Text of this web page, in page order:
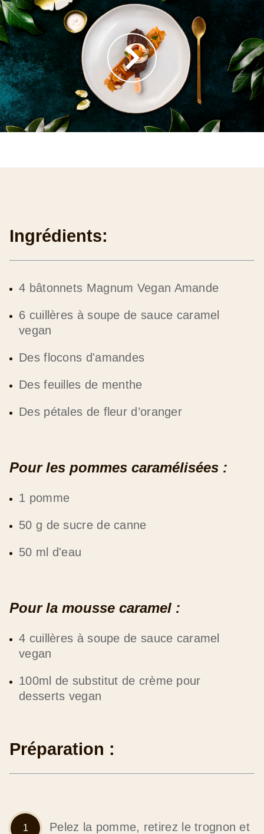
Ingrédients:
4 bâtonnets Magnum Vegan Amande
6 cuillères à soupe de sauce caramel
vegan
Des flocons d'amandes
Des feuilles de menthe
Des pétales de fleur d’oranger
Pour les pommes caramélisées :
1 pomme
50 g de sucre de canne
50 ml d'eau
Pour la mousse caramel :
4 cuillères à soupe de sauce caramel
vegan
100ml de substitut de crème pour
desserts vegan
Préparation :
Pelez la pomme, retirez le trognon et